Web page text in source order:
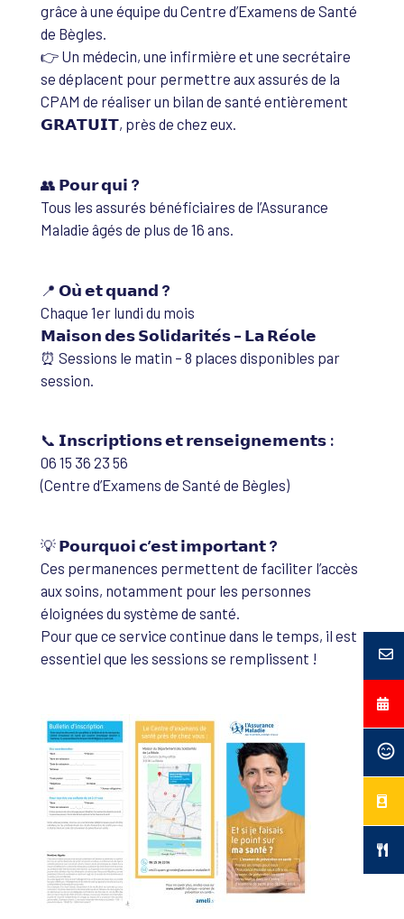
grâce à une équipe du Centre d’Examens de Santé
de Bègles.
👉 Un médecin, une infirmière et une secrétaire
se déplacent pour permettre aux assurés de la
CPAM de réaliser un bilan de santé entièrement
𝗚𝗥𝗔𝗧𝗨𝗜𝗧, près de chez eux.
👥 𝗣𝗼𝘂𝗿 𝗾𝘂𝗶 ?
Tous les assurés bénéficiaires de l’Assurance
Maladie âgés de plus de 16 ans.
📍 𝗢𝘂̀ 𝗲𝘁 𝗾𝘂𝗮𝗻𝗱 ?
Chaque 1er lundi du mois
𝗠𝗮𝗶𝘀𝗼𝗻 𝗱𝗲𝘀 𝗦𝗼𝗹𝗶𝗱𝗮𝗿𝗶𝘁𝗲́𝘀 – 𝗟𝗮 𝗥𝗲́𝗼𝗹𝗲
⏰ Sessions le matin – 8 places disponibles par
session.
📞 𝗜𝗻𝘀𝗰𝗿𝗶𝗽𝘁𝗶𝗼𝗻𝘀 𝗲𝘁 𝗿𝗲𝗻𝘀𝗲𝗶𝗴𝗻𝗲𝗺𝗲𝗻𝘁𝘀 :
06 15 36 23 56
(Centre d’Examens de Santé de Bègles)
💡 𝗣𝗼𝘂𝗿𝗾𝘂𝗼𝗶 𝗰’𝗲𝘀𝘁 𝗶𝗺𝗽𝗼𝗿𝘁𝗮𝗻𝘁 ?
Ces permanences permettent de faciliter l’accès
aux soins, notamment pour les personnes
éloignées du système de santé.
Pour que ce service continue dans le temps, il est
essentiel que les sessions se remplissent !